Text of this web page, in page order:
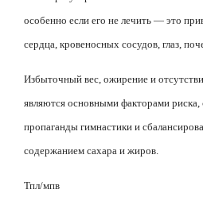
особенно если его не лечить — это
сердца, кровеносных сосудов, глаз,
Избыточный вес, ожирение и
являются основными факторами
пропаганды гимнастики и
содержанием сахара и жиров.
Тпл/мпв